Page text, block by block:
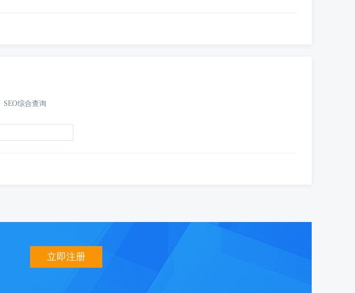
SEO综合查询
立即注册